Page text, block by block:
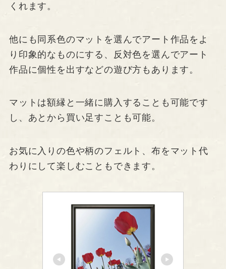
くれます。
他にも同系色のマットを選んでアート作品をよ
り印象的なものにする、反対色を選んでアート
作品に個性を出すなどの遊び方もあります。
マットは額縁と一緒に購入することも可能です
し、あとから買い足すことも可能。
お気に入りの色や柄のフェルト、布をマット代
わりにして楽しむこともできます。